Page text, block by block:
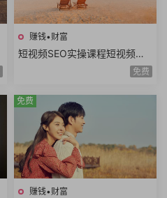
赚钱•财富
短视频SEO实操课程短视频搜
索优化技术关键词排名获取精
免费
赚钱•财富
免费